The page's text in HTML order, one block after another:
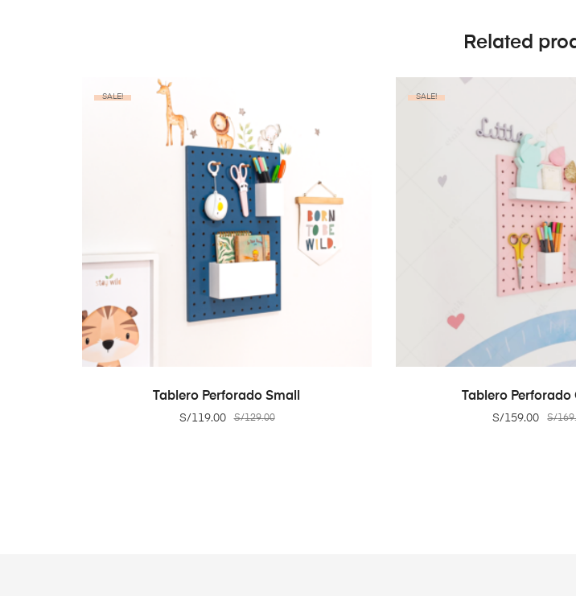
Related
SALE!
ADD TO CART
Tablero Perforado Small
S/129.00
S/119.00
SALE!
ADD TO
Tablero Perforado
S/
S/159.00